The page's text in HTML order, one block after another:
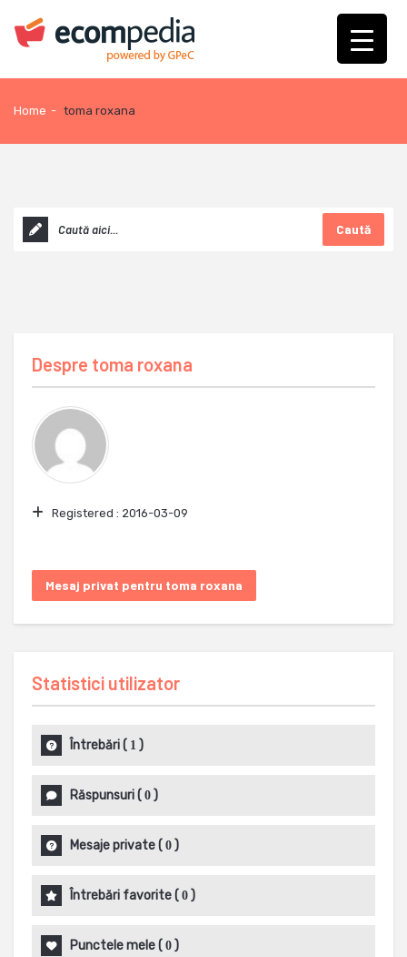
Home - toma roxana
Caută
Despre toma roxana
Registered : 2016-03-09
Mesaj privat pentru toma roxana
Statistici utilizator
Întrebări( 1 )
Răspunsuri( 0 )
Mesaje private( 0 )
Întrebări favorite( 0 )
Punctele mele( 0 )